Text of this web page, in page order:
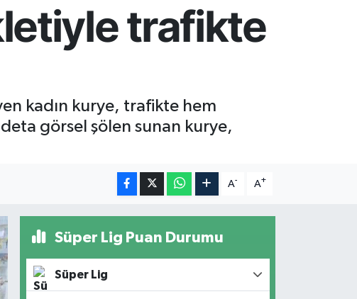
trafikte
kadın kurye, trafikte hem
görsel şölen sunan kurye,
A- A+
Süper Lig Puan Durumu
Süper Lig